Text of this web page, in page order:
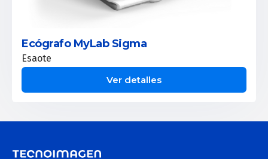
Ecógrafo MyLab Sigma
Esaote
Ver detalles